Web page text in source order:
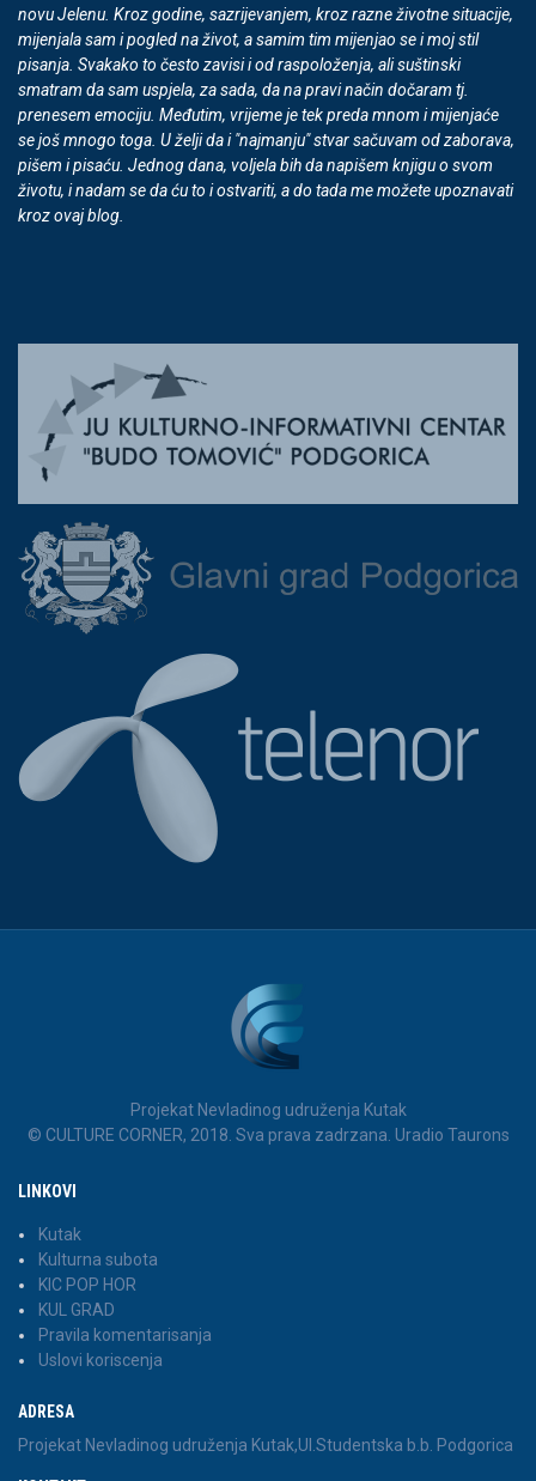
novu Jelenu. Kroz godine, sazrijevanjem, kroz razne životne situacije,
mijenjala sam i pogled na život, a samim tim mijenjao se i moj stil
pisanja. Svakako to često zavisi i od raspoloženja, ali suštinski
smatram da sam uspjela, za sada, da na pravi način dočaram tj.
prenesem emociju. Međutim, vrijeme je tek preda mnom i mijenjaće
se još mnogo toga. U želji da i "najmanju" stvar sačuvam od zaborava,
pišem i pisaću. Jednog dana, voljela bih da napišem knjigu o svom
životu, i nadam se da ću to i ostvariti, a do tada me možete upoznavati
kroz ovaj blog.
Projekat Nevladinog udruženja Kutak
© CULTURE CORNER, 2018. Sva prava zadrzana. Uradio Taurons
LINKOVI
Kutak
Kulturna subota
KIC POP HOR
KUL GRAD
Pravila komentarisanja
Uslovi koriscenja
ADRESA
Projekat Nevladinog udruženja Kutak,Ul.Studentska b.b. Podgorica